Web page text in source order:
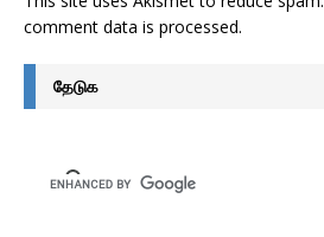
comment data is processed.
தேடுக